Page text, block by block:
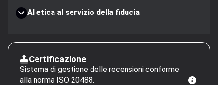
AI etica al servizio della fiducia
Certificazione
Sistema di gestione delle recensioni conforme
alla norma ISO 20488.